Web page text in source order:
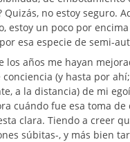
Quizás, no estoy seguro.
estoy un poco por
esa especie de semi-
los años me hayan
(y hasta por ahí;
a la distancia) de mi
cuándo fue esa toma de
clara. Tiendo a creer
súbitas-, y más bien